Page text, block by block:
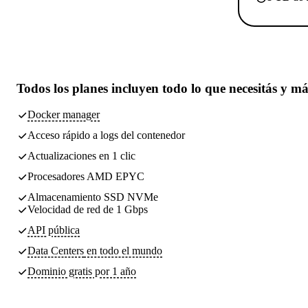
Todos los planes incluyen todo lo que necesitás y
Docker manager
Acceso rápido a logs del contenedor
Actualizaciones en 1 clic
Procesadores AMD EPYC
Almacenamiento SSD NVMe
Velocidad de red de 1 Gbps
API pública
Data Centers en todo el mundo
Dominio gratis por 1 año